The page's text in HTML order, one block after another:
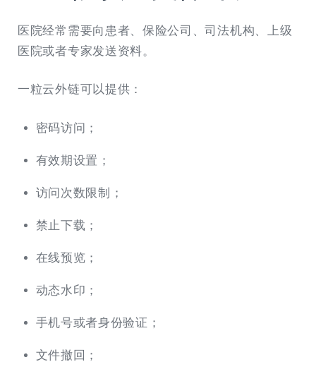
医院经常需要向患者、保险公司、司法机构、上级
医院或者专家发送资料。
一粒云外链可以提供：
密码访问；
有效期设置；
访问次数限制；
禁止下载；
在线预览；
动态水印；
手机号或者身份验证；
文件撤回；